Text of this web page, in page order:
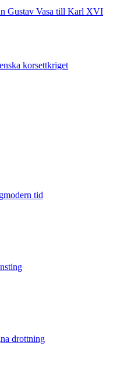
Gustav Vasa till Karl XVI
korsettkriget
tid
drottning